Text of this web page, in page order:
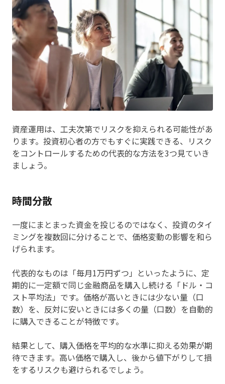
資産運用は、工夫次第でリスクを抑えられる可能性があ
ります。投資初心者の方でもすぐに実践できる、リスク
をコントロールするための代表的な方法を3つ見ていき
ましょう。
時間分散
一度にまとまった資金を投じるのではなく、投資のタイ
ミングを複数回に分けることで、価格変動の影響を和ら
げられます。
代表的なものは「毎月1万円ずつ」といったように、定
期的に一定額で同じ金融商品を購入し続ける「ドル・コ
スト平均法」です。価格が高いときには少ない量（口
数）を、反対に安いときには多くの量（口数）を自動的
に購入できることが特徴です。
結果として、購入価格を平均的な水準に抑える効果が期
待できます。高い価格で購入し、後から値下がりして損
をするリスクも避けられるでしょう。